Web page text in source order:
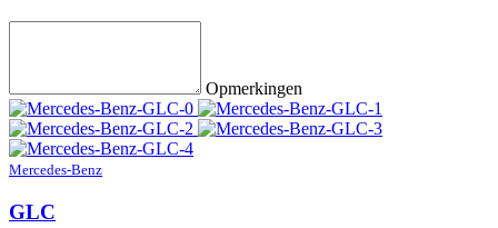
Opmerkingen
Mercedes-Benz
GLC